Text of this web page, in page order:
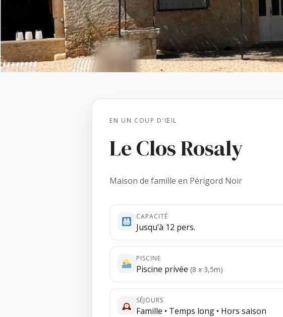
EN UN COUP D’ŒIL
Le Clos Rosaly
Maison de famille en Périgord Noir
CAPACITÉ
Jusqu’à 12 pers.
PISCINE
Piscine privée (8 x 3,5m)
SÉJOURS
Famille • Temps long • Hors saison